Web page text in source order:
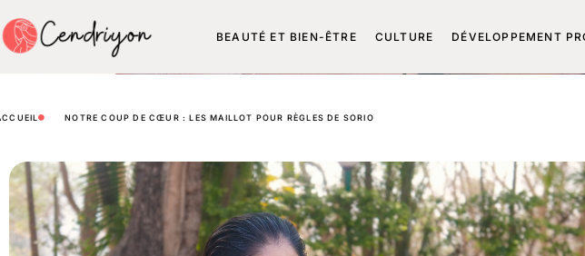
BEAUTÉ ET BIEN-ÊTRE CULTURE DÉVELOPPEMENT
NOTRE COUP DE CŒUR : LES MAILLOT POUR RÈGLES DE SORIO